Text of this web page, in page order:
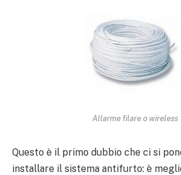
Allarme filare o wireless
Questo è il primo dubbio che ci si
installare il sistema antifurto: è